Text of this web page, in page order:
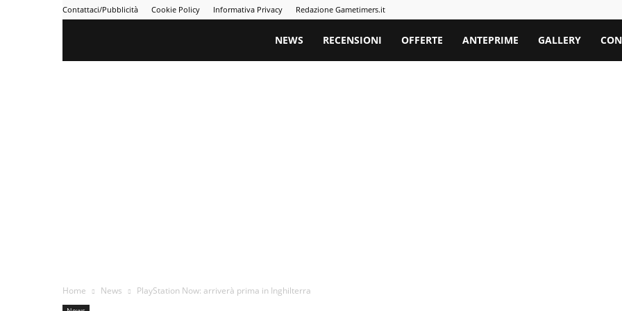
Contattaci/Pubblicità Cookie Policy Informativa Privacy Redazione Gametimers.it
Gametimers
NEWS RECENSIONI OFFERTE ANTEPRIME GALLERY
Home News PlayStation Now: arriverà prima in Inghilterra